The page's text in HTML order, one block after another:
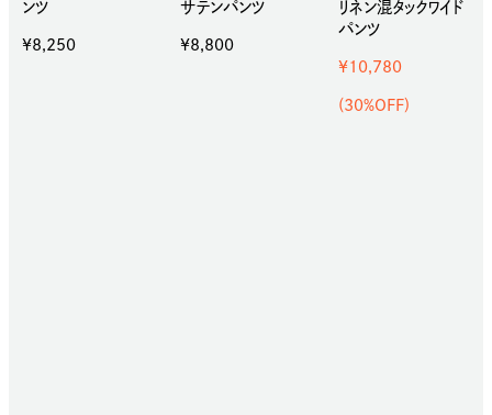
ンツ
¥8,250
サテンパンツ
¥8,800
リネン混タックワイド
パンツ
¥10,780
(30%OFF)